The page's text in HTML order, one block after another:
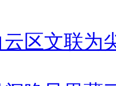
区文联为